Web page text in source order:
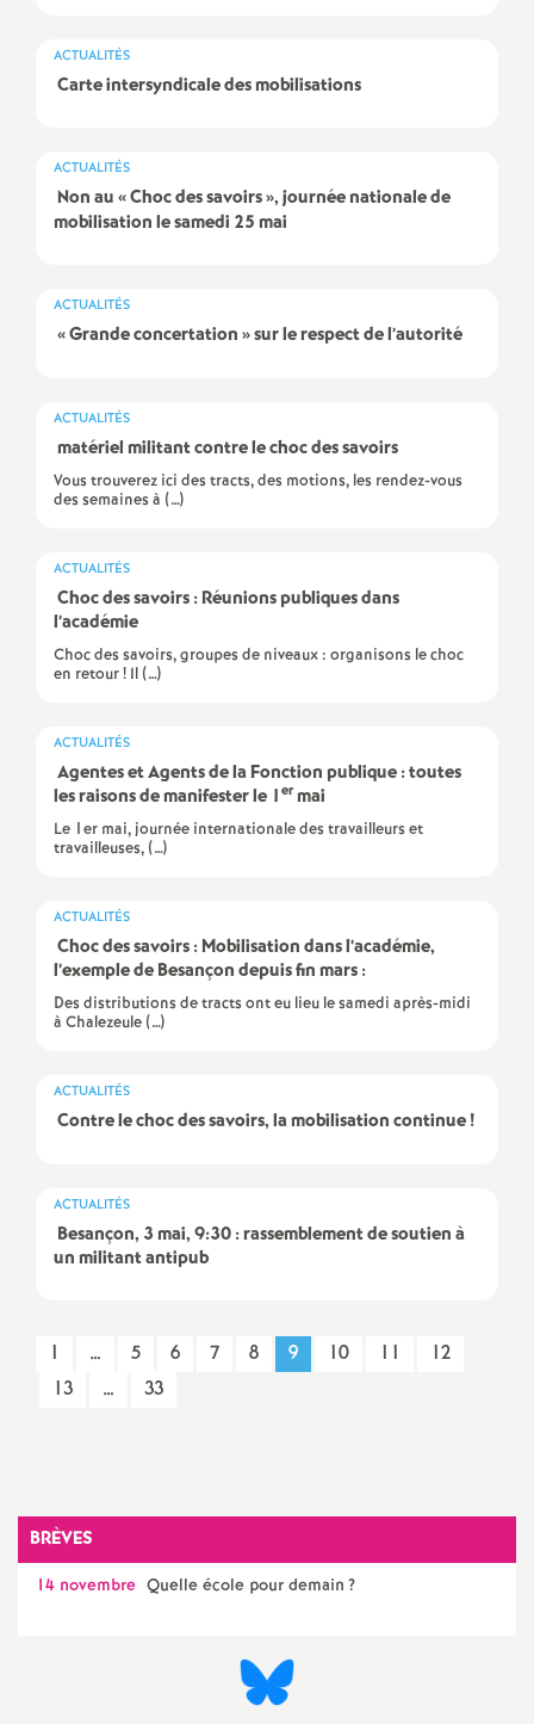
n
m
n
s
d
c
o
d
d
g
é
ACTUALITÉS
Carte intersyndicale des mobilisations
ACTUALITÉS
Non au «Choc des savoirs», journée nationale de
mobilisation le samedi 25 mai
ACTUALITÉS
«Grande concertation» sur le respect de l’autorité
ACTUALITÉS
matériel militant contre le choc des savoirs
Vous trouverez ici des tracts, des motions, les rendez-vous
des semaines à (…)
ACTUALITÉS
Choc des savoirs : Réunions publiques dans
l’académie
Choc des savoirs, groupes de niveaux : organisons le choc
en retour ! Il (…)
ACTUALITÉS
Agentes et Agents de la Fonction publique : toutes
les raisons de manifester le 1ermai
Le 1er mai, journée internationale des travailleurs et
travailleuses, (…)
ACTUALITÉS
Choc des savoirs : Mobilisation dans l’académie,
l’exemple de Besançon depuis fin mars :
Des distributions de tracts ont eu lieu le samedi après-midi
à Chalezeule (…)
ACTUALITÉS
Contre le choc des savoirs, la mobilisation continue!
ACTUALITÉS
Besançon, 3 mai, 9:30 : rassemblement de soutien à
un militant antipub
1 … 5 6 7 8 9 10 11
12
13
… 33
BRÈVES
14 novembre Quelle école pour demain ?